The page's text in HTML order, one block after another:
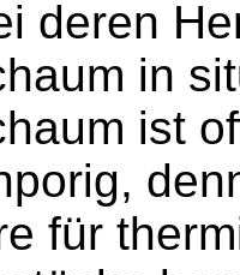
deren
in
ist
für